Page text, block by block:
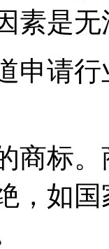
素是
申请
商标
，如